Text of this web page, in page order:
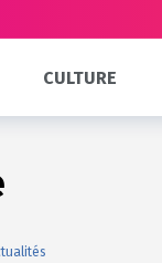
CULTURE